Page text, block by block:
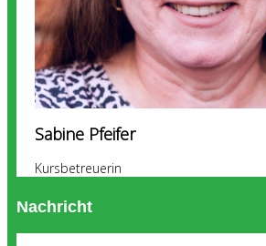
Sabine Pfeifer
Kursbetreuerin
Nachricht